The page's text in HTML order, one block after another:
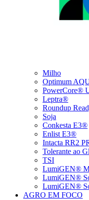
Milho
Optimum
PowerCore®
Leptra®
Roundup
Soja
Conkesta E3®
Enlist E3®
Intacta RR2
Tolerante ao
TSI
LumiGEN®
LumiGEN®
LumiGEN®
AGRO EM FOCO